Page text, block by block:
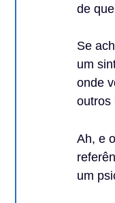
de
Se
um
onde
outros
Ah, e
um